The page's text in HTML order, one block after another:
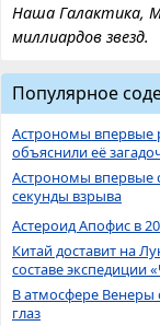
Наша Галактика,
миллиардов звезд.
Популярное
Астрономы впервые
объяснили её
Астрономы впервые
секунды взрыва
Астероид Апофис в
Китай доставит на
составе экспедиции
В атмосфере Венеры
глаз